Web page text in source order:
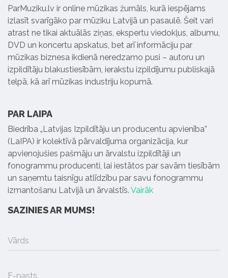
ParMuziku.lv ir online mūzikas žurnāls, kurā iespējams
izlasīt svarīgāko par mūziku Latvijā un pasaulē. Šeit vari
atrast ne tikai aktuālās ziņas, ekspertu viedokļus, albumu,
DVD un koncertu apskatus, bet arī informāciju par
mūzikas biznesa ikdienā neredzamo pusi – autoru un
izpildītāju blakustiesībām, ierakstu izpildījumu publiskajā
telpā, kā arī mūzikas industriju kopumā.
PAR LAIPA
Biedrība „Latvijas Izpildītāju un producentu apvienība”
(LaIPA) ir kolektīvā pārvaldījuma organizācija, kur
apvienojušies pašmāju un ārvalstu izpildītāji un
fonogrammu producenti, lai iestātos par savām tiesībām
un saņemtu taisnīgu atlīdzību par savu fonogrammu
izmantošanu Latvijā un ārvalstīs. Vairāk
SAZINIES AR MUMS!
Vārds
E-pasts